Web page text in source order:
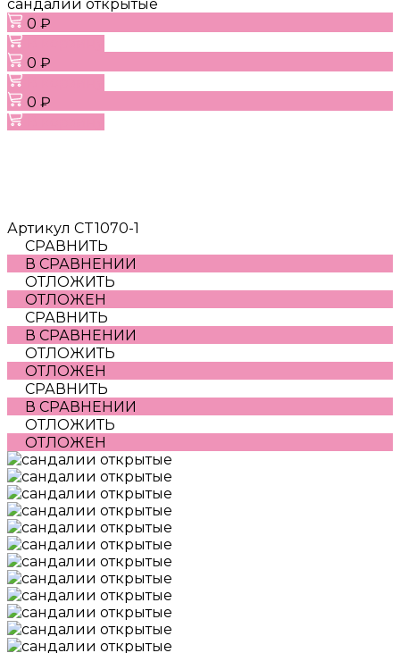
сандалии открытые
0 ₽
0 ₽
0 ₽
Артикул CT1070-1
СРАВНИТЬ
В СРАВНЕНИИ
ОТЛОЖИТЬ
ОТЛОЖЕН
СРАВНИТЬ
В СРАВНЕНИИ
ОТЛОЖИТЬ
ОТЛОЖЕН
СРАВНИТЬ
В СРАВНЕНИИ
ОТЛОЖИТЬ
ОТЛОЖЕН